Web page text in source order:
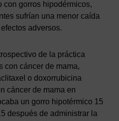
con gorros hipodérmicos,
sufrían una menor caída
adversos.
de la práctica
con cáncer de mama,
o doxorrubicina
cáncer de mama en
un gorro hipotérmico 15
después de administrar la